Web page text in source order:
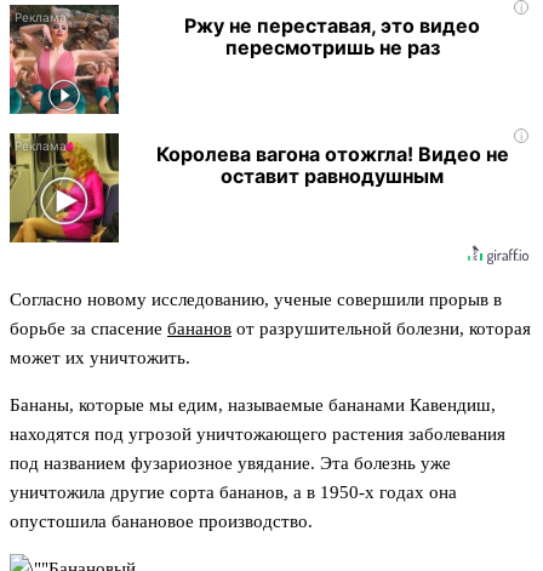
i
Ржу не переставая, это видео
пересмотришь не раз
i
Королева вагона отожгла! Видео не
оставит равнодушным
Согласно новому исследованию, ученые совершили прорыв в
борьбе за спасение бананов от разрушительной болезни, которая
может их уничтожить.
Бананы, которые мы едим, называемые бананами Кавендиш,
находятся под угрозой уничтожающего растения заболевания
под названием фузариозное увядание. Эта болезнь уже
уничтожила другие сорта бананов, а в 1950-х годах она
опустошила банановое производство.